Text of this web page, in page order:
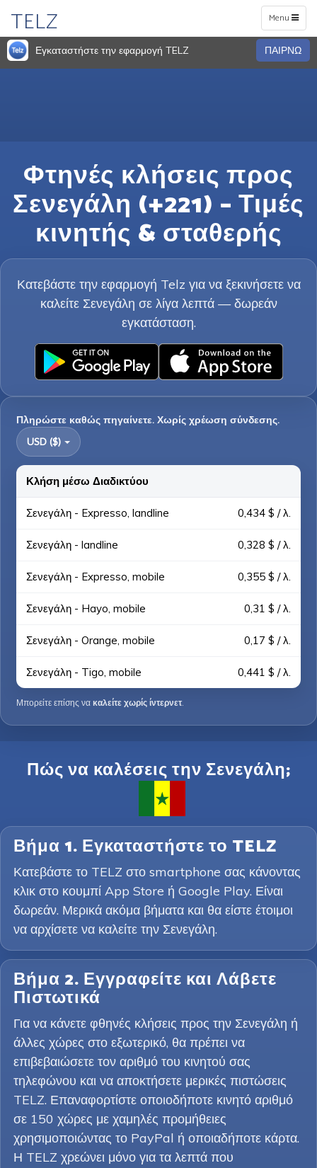
Toggle
navigation
Menu
TELZ
Εγκαταστήστε την εφαρμογή TELZ ΠΑΙΡΝΩ
Φτηνές κλήσεις προς
Σενεγάλη (+221) – Τιμές
κινητής & σταθερής
Κατεβάστε την εφαρμογή Telz για να ξεκινήσετε να
καλείτε Σενεγάλη σε λίγα λεπτά — δωρεάν
εγκατάσταση.
Πληρώστε καθώς πηγαίνετε. Χωρίς χρέωση σύνδεσης.
USD ($)
Κλήση μέσω Διαδικτύου
Σενεγάλη - Expresso, landline 0,434 $ / λ.
Σενεγάλη - landline 0,328 $ / λ.
Σενεγάλη - Expresso, mobile 0,355 $ / λ.
Σενεγάλη - Hayo, mobile 0,31 $ / λ.
Σενεγάλη - Orange, mobile 0,17 $ / λ.
Σενεγάλη - Tigo, mobile 0,441 $ / λ.
Μπορείτε επίσης να καλείτε χωρίς ίντερνετ.
Πώς να καλέσεις την Σενεγάλη;
Βήμα 1. Εγκαταστήστε το TELZ
Κατεβάστε το TELZ στο smartphone σας κάνοντας
κλικ στο κουμπί App Store ή Google Play. Είναι
δωρεάν. Μερικά ακόμα βήματα και θα είστε έτοιμοι
να αρχίσετε να καλείτε την Σενεγάλη.
Βήμα 2. Εγγραφείτε και Λάβετε
Πιστωτικά
Για να κάνετε φθηνές κλήσεις προς την Σενεγάλη ή
άλλες χώρες στο εξωτερικό, θα πρέπει να
επιβεβαιώσετε τον αριθμό του κινητού σας
τηλεφώνου και να αποκτήσετε μερικές πιστώσεις
TELZ. Επαναφορτίστε οποιοδήποτε κινητό αριθμό
σε 150 χώρες με χαμηλές προμήθειες
χρησιμοποιώντας το PayPal ή οποιαδήποτε κάρτα.
Η TELZ χρεώνει μόνο για τα λεπτά που